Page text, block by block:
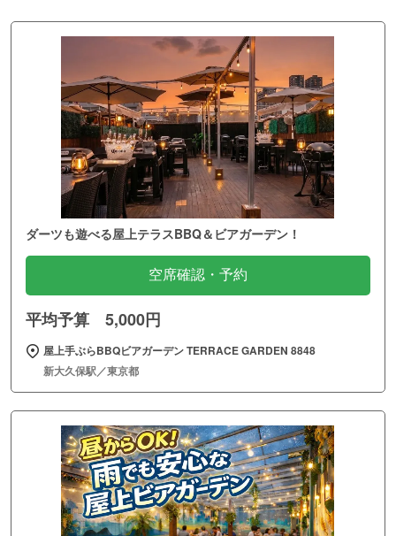
ダーツも遊べる屋上テラスBBQ＆ビアガーデン！
空席確認・予約
平均予算 5,000円
屋上手ぶらBBQビアガーデン TERRACE GARDEN 8848
新大久保駅／東京都